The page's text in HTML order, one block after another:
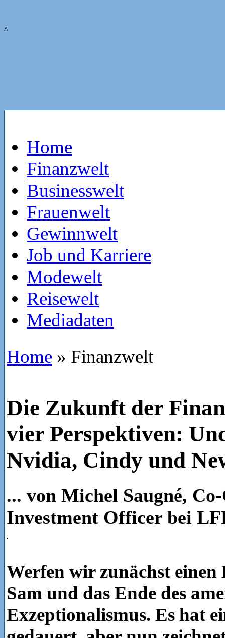
^
Home
Finanzwelt
Businesswelt
Frauenwelt
Gewinnwelt
Job und Karriere
Modewelt
Reisewelt
Mediadaten
Home » Finanzwelt
Die Zukunft der
vier Perspektiven:
Nvidia, Cindy und
... von Michel Saugné,
Investment Officer bei
Werfen wir zunächst
Sam und das Ende des
Exzeptionalismus. Es hat